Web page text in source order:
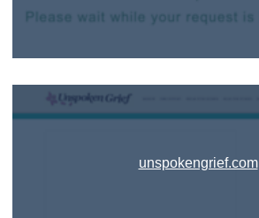
unspokengrief.com